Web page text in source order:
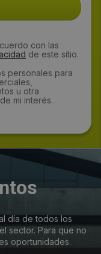
con las
de este sitio.
personales para
u otra
mi interés.
día de todos los
sector. Para que no
oportunidades.